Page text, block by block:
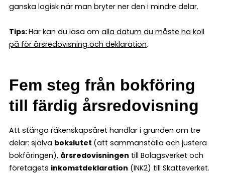
ganska logisk när man bryter ner den i mindre delar.
Tips:Här kan du läsa om alla datum du måste ha koll
på för årsredovisning och deklaration.
Fem steg från bokföring
till färdig årsredovisning
Att stänga räkenskapsåret handlar i grunden om tre
delar: själva bokslutet (att sammanställa och justera
bokföringen), årsredovisningen till Bolagsverket och
företagets inkomstdeklaration (INK2) till Skatteverket.